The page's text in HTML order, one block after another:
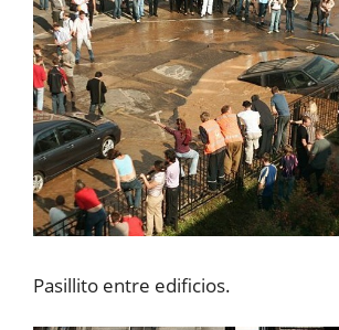
Pasillito entre edificios.